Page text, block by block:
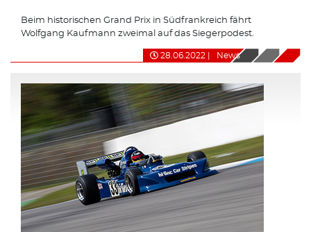
Beim historischen Grand Prix in Südfrankreich fährt
Wolfgang Kaufmann zweimal auf das Siegerpodest.
28.06.2022 News